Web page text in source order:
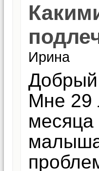
Ирина
Добрый
Мне 29
месяца